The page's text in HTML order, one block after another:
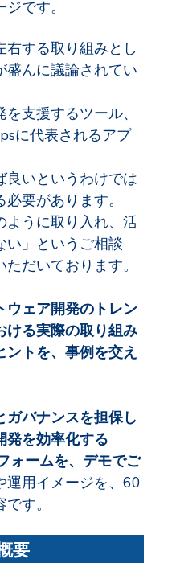
です。
する取り組みとし
盛んに議論されてい
支援するツール、
に代表されるアプ
良いというわけでは
要があります。
ように取り入れ、活
い」というご相談
だいております。
ウェア開発のトレン
ける実際の取り組み
ントを、事例を交え
ガバナンスを担保し
発を効率化する
ォームを、デモでご
運用イメージを、60
す。
要